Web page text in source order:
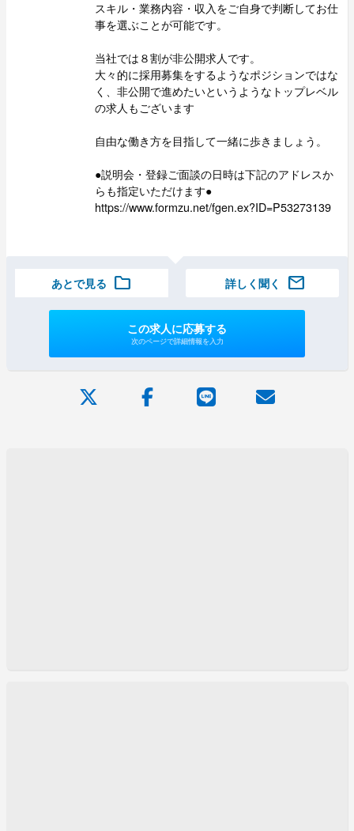
スキル・業務内容・収入をご自身で判断してお仕
事を選ぶことが可能です。
当社では８割が非公開求人です。
大々的に採用募集をするようなポジションではな
く、非公開で進めたいというようなトップレベル
の求人もございます
自由な働き方を目指して一緒に歩きましょう。
●説明会・登録ご面談の日時は下記のアドレスか
らも指定いただけます●
https://www.formzu.net/fgen.ex?ID=P53273139
あとで見る folder 詳しく聞く mail
この求人に応募する
次のページで詳細情報を入力